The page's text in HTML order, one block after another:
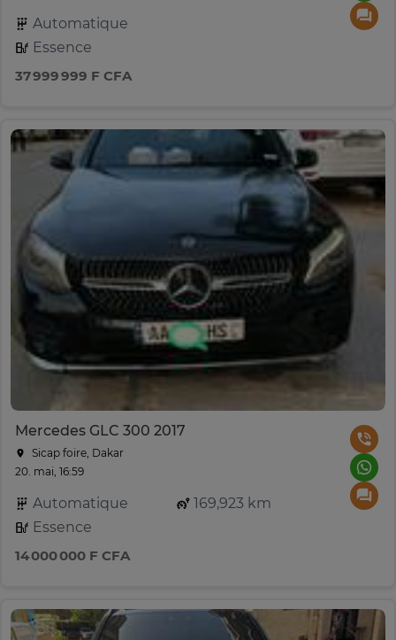
Automatique
Essence
37 999 999 F CFA
Mercedes GLC 300 2017
Sicap foire, Dakar
20. mai, 16:59
Automatique
169,923 km
Essence
14 000 000 F CFA